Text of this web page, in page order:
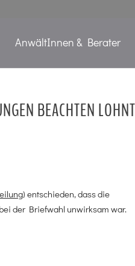
AnwältInnen & Berater
BEACHTEN LOHNT
) entschieden, dass die
der Briefwahl unwirksam war.